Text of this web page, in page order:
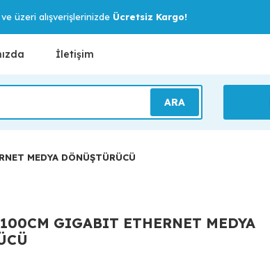
üzeri alışverişlerinizde Ücretsiz Kargo!
İletişim
ARA
MEDYA DÖNÜŞTÜRÜCÜ
GIGABIT ETHERNET MEDYA